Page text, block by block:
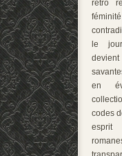
rétro
le
en
codes